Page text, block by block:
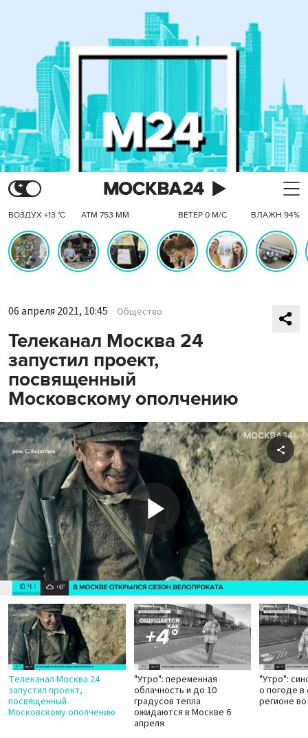
ВОЗДУХ +13 °C АТМ 753 ММ ВЕТЕР 0 М/С ВЛАЖН 94%
06 апреля 2021, 10:45 Общество
Телеканал Москва 24
запустил проект,
посвященный
Московскому ополчению
Play
Video
Телеканал Москва 24
запустил проект,
посвященный
Московскому ополчению
"Утро": переменная
облачность и до 10
градусов тепла
ожидаются в Москве 6
апреля
"Утро":
о погоде в
регионе